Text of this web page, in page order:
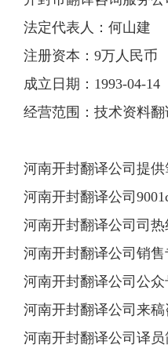
法定代表人：何山建
注册资本：9万人民币
成立日期：1993-04-14
经营范围：技术资料翻
河南开封翻译公司提
河南开封翻译公司
河南开封翻译公司司热
河南开封翻译公司销售
河南开封翻译公司公众
河南开封翻译公司来稿
河南开封翻译公司译员